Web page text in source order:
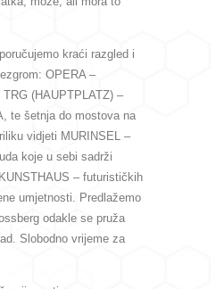
kraći razgled i
OPERA –
(HAUPTPLATZ) –
te šetnja do mostova na
vidjeti MURINSEL –
koje u sebi sadrži
– futurističkih
umjetnosti. Predlažemo
odakle se pruža
Slobodno vrijeme za